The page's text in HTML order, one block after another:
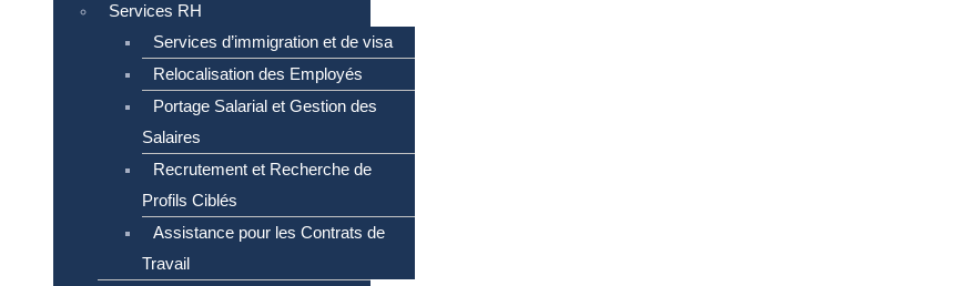
Services RH
Services d’immigration et de visa
Relocalisation des Employés
Portage Salarial et Gestion des
Salaires
Recrutement et Recherche de
Profils Ciblés
Assistance pour les Contrats de
Travail